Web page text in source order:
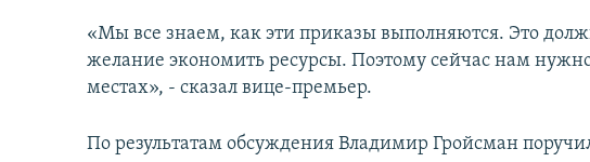
«Мы все знаем, как эти приказы выполняются. Это
желание экономить ресурсы. Поэтому сейчас нам
местах», - сказал вице-премьер.
По результатам обсуждения Владимир Гройсман